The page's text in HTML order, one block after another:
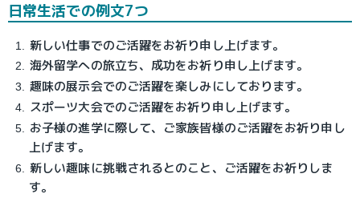
日常生活での例文7つ
新しい仕事でのご活躍をお祈り申し上げます。
海外留学への旅立ち、成功をお祈り申し上げます。
趣味の展示会でのご活躍を楽しみにしております。
スポーツ大会でのご活躍をお祈り申し上げます。
お子様の進学に際して、ご家族皆様のご活躍をお祈り申し
上げます。
新しい趣味に挑戦されるとのこと、ご活躍をお祈りしま
す。